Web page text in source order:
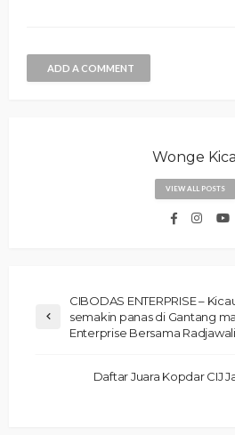
ADD A COMMENT
Wonge
VIEW ALL POSTS
CIBODAS ENTERPRISE –
semakin panas di Gantang
Enterprise Bersama
Daftar Juara Kopdar CIJ